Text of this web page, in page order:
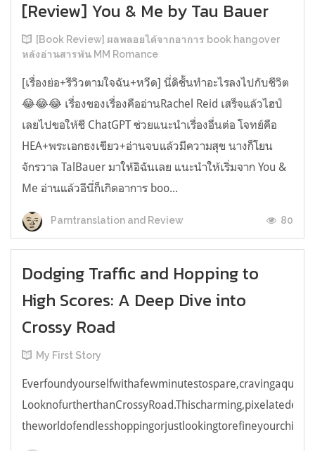
[Review] You & Me by Tau Bauer
[Book Review] ผลพลอยได้จากอาการ book hangover
หลังอ่านสารพัน MM Romance
[เรื่องย่อ+รีวิวตามใจฉัน+หวีด] นี่ดิชั้นทำอะไรลงไปกับชีวิต
😂😂😂 เรื่องของเรื่องคืออ่านRachel Reid เสร็จแล้วไฮป์
เลยไปขอให้ชี ChatGPT ช่วยแนะนำเรื่องอื่นต่อ โจทย์คือ
HEA+พระเอกธงเขียว+อ่านจบแล้วมีความสุข นางก็โยน
จักรวาล TalBauer มาให้อิฉันเลย แนะนำให้เริ่มจาก You &
Me อ่านแล้วอีนี่ก็เกิดอาการ boo...
Parntranslation and Review 80
Dodging Traffic and Hopping to
High Scores: A Deep Dive into
Crossy Road
My First Story